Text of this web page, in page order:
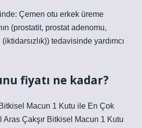
Çemen otu erkek üreme
(prostatit, prostat adenomu,
tedavisinde yardımcı
fiyatı ne kadar?
Macun 1 Kutu ile En Çok
Aras Çakşır Bitkisel Macun 1 Kutu